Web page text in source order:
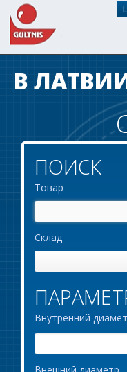
О нас
Склад
Контакты
В ЛАТВИИ
ПОИСК
Товар
Склад
Внутренний